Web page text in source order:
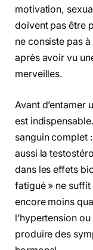
motivation,
doivent pas être
ne consiste pas
après avoir vu
merveilles.
Avant d’entamer
est
sanguin complet
aussi la
dans les effets
fatigué » ne
encore moins
l’hypertension
produire des